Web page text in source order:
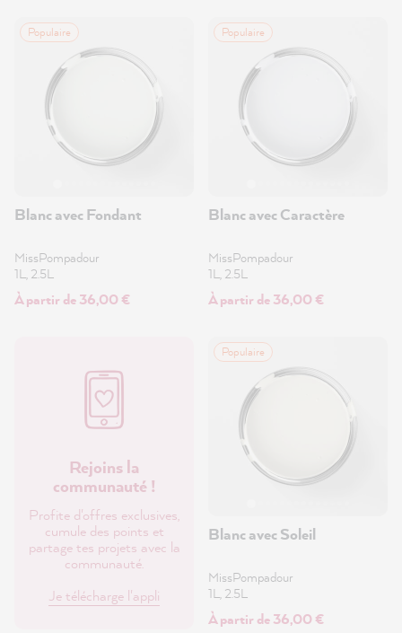
Populaire
Blanc avec Fondant
MissPompadour
1L, 2.5L
À partir de 36,00 €
Populaire
Blanc avec Caractère
MissPompadour
1L, 2.5L
À partir de 36,00 €
Rejoins la
communauté !
Profite d'offres exclusives,
cumule des points et
partage tes projets avec la
communauté.
Je télécharge l'appli
Populaire
Blanc avec Soleil
MissPompadour
1L, 2.5L
À partir de 36,00 €